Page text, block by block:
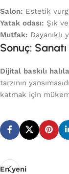
Salon: Estetik
Yatak odası: Şık
Mutfak: Dayanıklı
Sonuç:
Dijital baskılı
tarzının
katmak için
En yeni